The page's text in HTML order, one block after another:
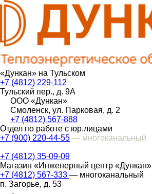
«Дункан» на Тульском
+7 (4812) 229-112
Тульский пер., д. 9А
ООО «Дункан»
Смоленск, ул. Парковая, д. 2
+7 (4812) 567-888
Отдел по работе с юр.лицами
+7 (900) 220-44-55 — многоканальный
+7 (4812) 35-09-09
Магазин «Инженерный центр «Дункан»
+7 (4812) 567-333 — многоканальный
п. Загорье, д. 53